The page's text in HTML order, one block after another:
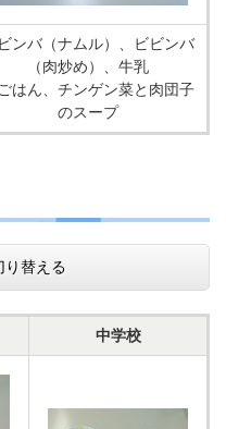
ンバ（ナムル）、ビビンバ
（肉炒め）、牛乳
はん、チンゲン菜と肉団子
のスープ
り替える
中学校